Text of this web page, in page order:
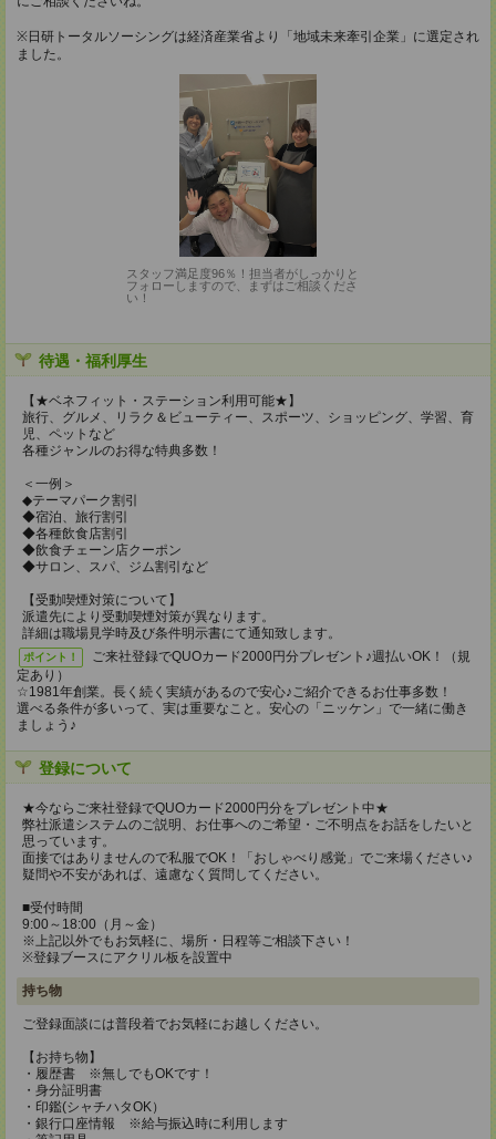
※日研トータルソーシングは経済産業省より「地域未来牽引企業」に選定され
ました。
スタッフ満足度96％！担当者がしっかりと
フォローしますので、まずはご相談くださ
い！
待遇・福利厚生
【★ベネフィット・ステーション利用可能★】
旅行、グルメ、リラク＆ビューティー、スポーツ、ショッピング、学習、育
児、ペットなど
各種ジャンルのお得な特典多数！
＜一例＞
◆テーマパーク割引
◆宿泊、旅行割引
◆各種飲食店割引
◆飲食チェーン店クーポン
◆サロン、スパ、ジム割引など
【受動喫煙対策について】
派遣先により受動喫煙対策が異なります。
詳細は職場見学時及び条件明示書にて通知致します。
ポイント！
ご来社登録でQUOカード2000円分プレゼント♪週払いOK！（規
定あり）
☆1981年創業。長く続く実績があるので安心♪ご紹介できるお仕事多数！
選べる条件が多いって、実は重要なこと。安心の「ニッケン」で一緒に働き
ましょう♪
登録について
★今ならご来社登録でQUOカード2000円分をプレゼント中★
弊社派遣システムのご説明、お仕事へのご希望・ご不明点をお話をしたいと
思っています。
面接ではありませんので私服でOK！「おしゃべり感覚」でご来場ください♪
疑問や不安があれば、遠慮なく質問してください。
■受付時間
9:00～18:00（月～金）
※上記以外でもお気軽に、場所・日程等ご相談下さい！
※登録ブースにアクリル板を設置中
持ち物
ご登録面談には普段着でお気軽にお越しください。
【お持ち物】
・履歴書 ※無しでもOKです！
・身分証明書
・印鑑(シャチハタOK）
・銀行口座情報 ※給与振込時に利用します